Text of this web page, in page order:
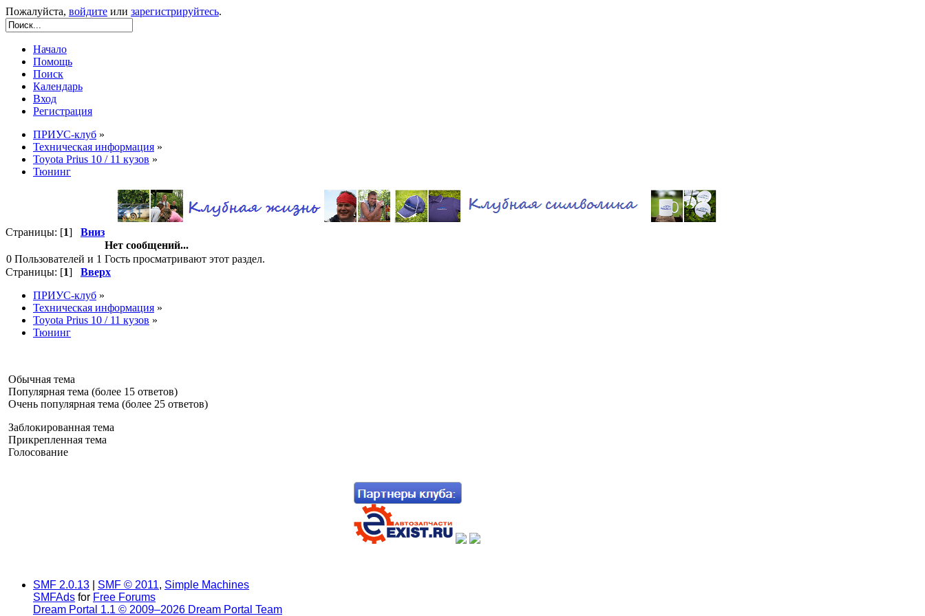
Пожалуйста, войдите или зарегистрируйтесь.
Начало
Помощь
Поиск
Календарь
Вход
Регистрация
ПРИУС-клуб »
Техническая информация »
Toyota Prius 10 / 11 кузов »
Тюнинг
Страницы: [1] Вниз
Нет сообщений...
0 Пользователей и 1 Гость просматривают этот раздел.
Страницы: [1] Вверх
ПРИУС-клуб »
Техническая информация »
Toyota Prius 10 / 11 кузов »
Тюнинг
Обычная тема
Популярная тема (более 15 ответов)
Очень популярная тема (более 25 ответов)
Заблокированная тема
Прикрепленная тема
Голосование
SMF 2.0.13 SMF © 2011, Simple Machines
SMFAds for Free Forums
Dream Portal 1.1 © 2009–2026 Dream Portal Team